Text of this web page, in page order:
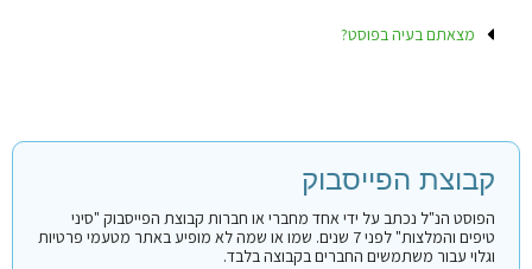
מצאתם בעיה בפוסט?
קבוצת הפייסבוק
הפוסט הנ"ל נכתב על ידי אחד מחברי או חברות קבוצת הפייסבוק "סיני
טיפים והמלצות" לפני 7 שנים. שמו או שמה לא מופיע באתר מטעמי פרטיות
וגלוי עבור משתמשים החברים בקבוצה בלבד.